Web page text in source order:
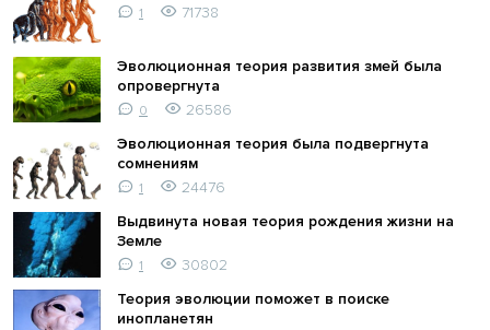
1 71738
Эволюционная теория развития змей была
опровергнута
0
26586
Эволюционная теория была подвергнута
сомнениям
1
24476
Выдвинута новая теория рождения жизни на
Земле
1
30802
Теория эволюции поможет в поиске
инопланетян